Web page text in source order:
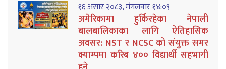
१६ असार २०८३, मंगलवार १४:०९
अमेरिकामा हुर्किरहेका नेपाली
बालबालिकाका लागि ऐतिहासिक
अवसर: NST र NCSC को संयुक्त समर
क्याम्पमा करिब ४०० विद्यार्थी सहभागी